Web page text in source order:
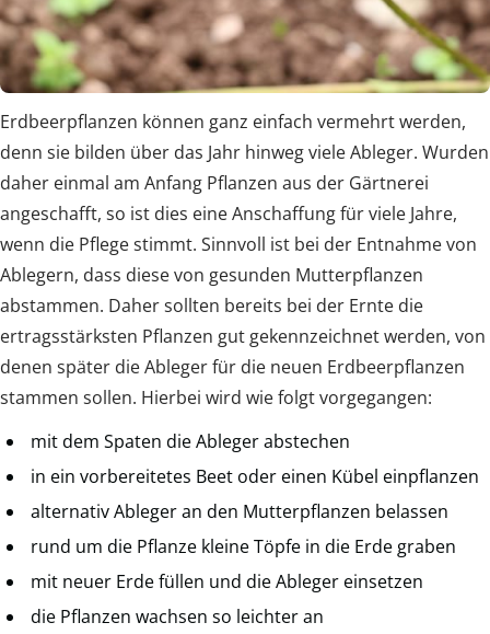
Erdbeerpflanzen können ganz einfach vermehrt werden,
denn sie bilden über das Jahr hinweg viele Ableger. Wurden
daher einmal am Anfang Pflanzen aus der Gärtnerei
angeschafft, so ist dies eine Anschaffung für viele Jahre,
wenn die Pflege stimmt. Sinnvoll ist bei der Entnahme von
Ablegern, dass diese von gesunden Mutterpflanzen
abstammen. Daher sollten bereits bei der Ernte die
ertragsstärksten Pflanzen gut gekennzeichnet werden, von
denen später die Ableger für die neuen Erdbeerpflanzen
stammen sollen. Hierbei wird wie folgt vorgegangen:
mit dem Spaten die Ableger abstechen
in ein vorbereitetes Beet oder einen Kübel einpflanzen
alternativ Ableger an den Mutterpflanzen belassen
rund um die Pflanze kleine Töpfe in die Erde graben
mit neuer Erde füllen und die Ableger einsetzen
die Pflanzen wachsen so leichter an